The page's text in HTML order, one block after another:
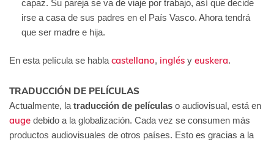
capaz. Su pareja se va de viaje por trabajo, así que decide
irse a casa de sus padres en el País Vasco. Ahora tendrá
que ser madre e hija.
En esta película se habla castellano, inglés y euskera.
TRADUCCIÓN DE PELÍCULAS
Actualmente, la traducción de películas o audiovisual, está en
auge debido a la globalización. Cada vez se consumen más
productos audiovisuales de otros países. Esto es gracias a la